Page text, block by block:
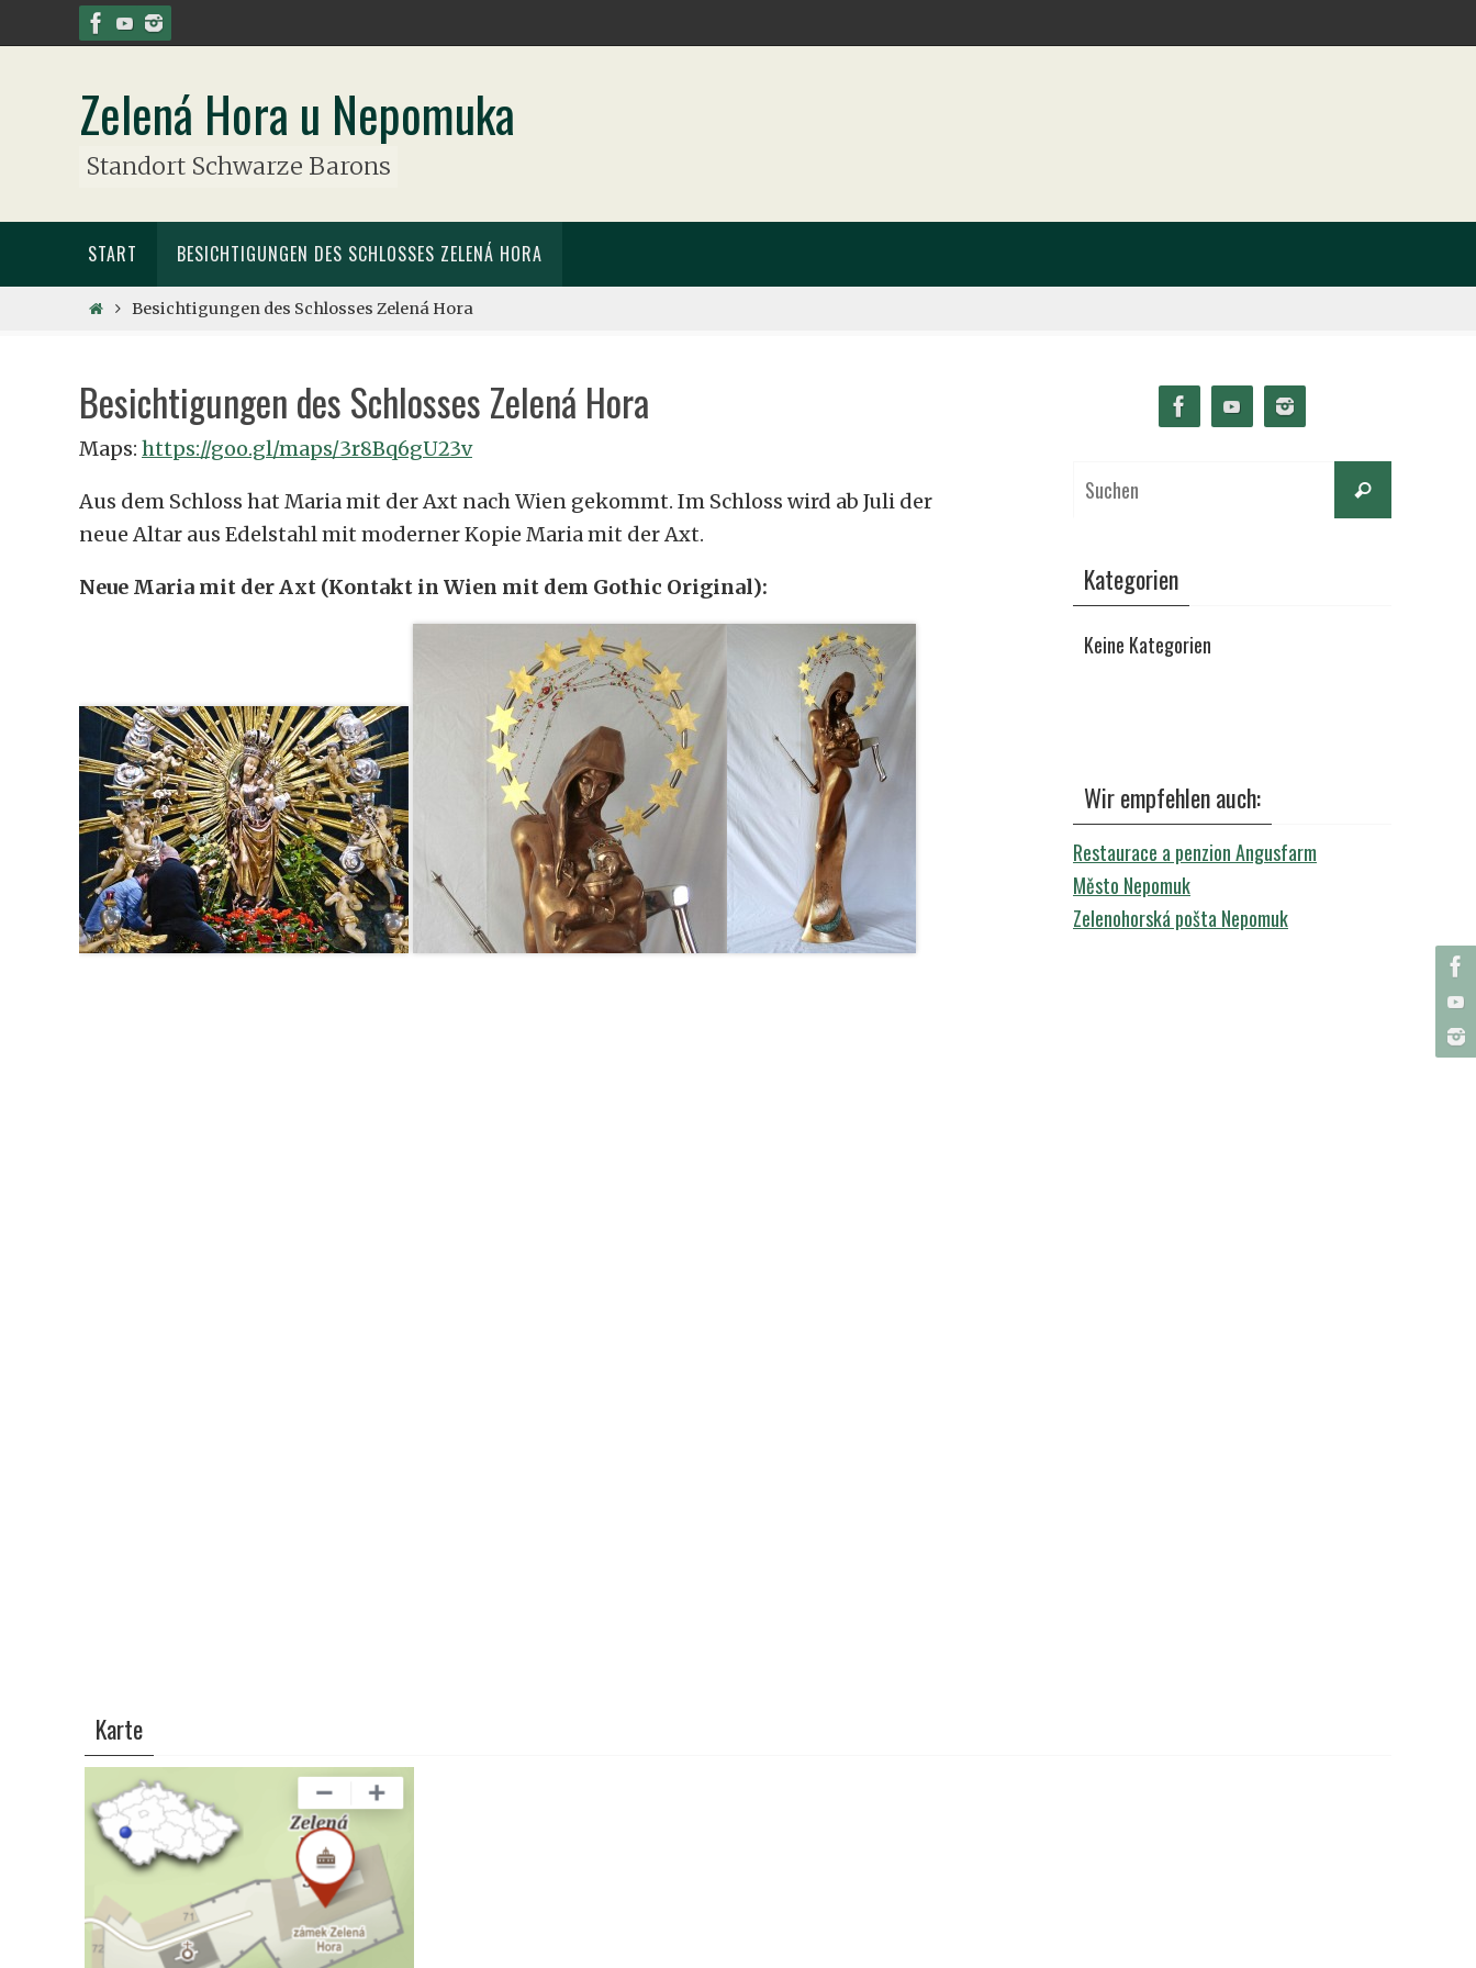
Inhalt
Zelená Hora u Nepomuka
Standort Schwarze Barons
springen
START BESICHTIGUNGEN DES SCHLOSSES ZELENÁ HORA
StartBesichtigungen des Schlosses Zelená Hora
Besichtigungen des Schlosses Zelená Hora
Maps: https://goo.gl/maps/3r8Bq6gU23v
Aus dem Schloss hat Maria mit der Axt nach Wien gekommt. Im Schloss wird ab Juli der
neue Altar aus Edelstahl mit moderner Kopie Maria mit der Axt.
Neue Maria mit der Axt (Kontakt in Wien mit dem Gothic Original):
Suchen
Kategorien
Keine Kategorien
Wir empfehlen auch:
Restaurace a penzion Angusfarm
Město Nepomuk
Zelenohorská pošta Nepomuk
Karte